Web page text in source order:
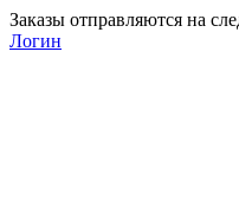
Заказы отправляются на
Логин